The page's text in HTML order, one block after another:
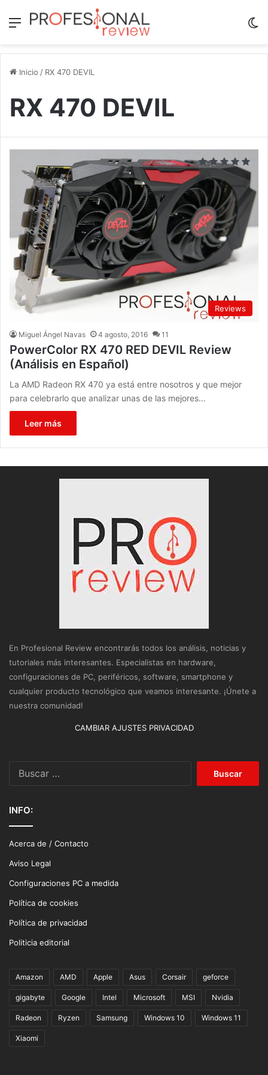
Menú
Inicio / RX 470 DEVIL
RX 470 DEVIL
Reviews
Miguel Ángel Navas 4 agosto, 2016 11
PowerColor RX 470 RED DEVIL Review
(Análisis en Español)
La AMD Radeon RX 470 ya está entre nosotros y que mejor
para celebrarlo que analizar unas de las mejores…
Leer más
En Profesional Review encontrarás todos los análisis, noticias y
tutoriales más interesantes. Especialistas en hardware,
configuraciones de PC, periféricos, software, smartphone y
cualquier producto tecnológico que veamos interesante. ¡Únete a
nuestra comunidad!
CAMBIAR AJUSTES PRIVACIDAD
INFO:
Acerca de / Contacto
Aviso Legal
Configuraciones PC a medida
Política de cookies
Política de privacidad
Politicia editorial
Amazon AMD Apple Asus Corsair geforce
gigabyte Google Intel Microsoft MSI Nvidia
Radeon Ryzen Samsung Windows 10 Windows 11
Xiaomi